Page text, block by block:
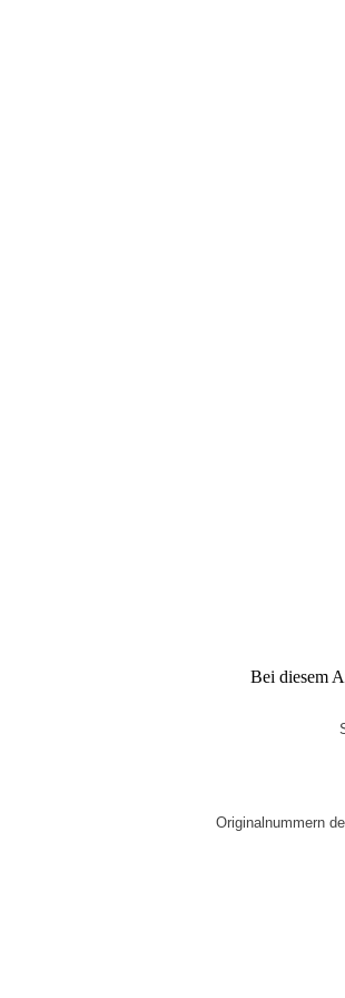
Bei diesem
Originalnummern